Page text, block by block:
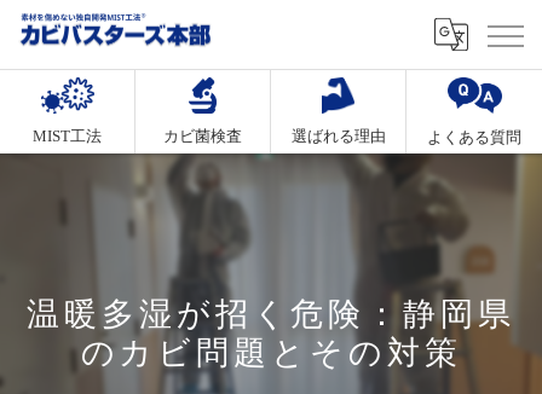
MIST工法 カビ菌検査 選ばれる理由 よくある質問
温暖多湿が招く危険：静岡県
のカビ問題とその対策